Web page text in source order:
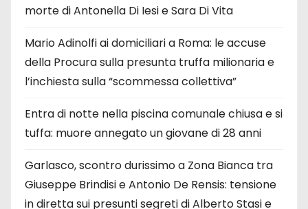
morte di Antonella Di Iesi e Sara Di Vita
Mario Adinolfi ai domiciliari a Roma: le accuse
della Procura sulla presunta truffa milionaria e
l’inchiesta sulla “scommessa collettiva”
Entra di notte nella piscina comunale chiusa e si
tuffa: muore annegato un giovane di 28 anni
Garlasco, scontro durissimo a Zona Bianca tra
Giuseppe Brindisi e Antonio De Rensis: tensione
in diretta sui presunti segreti di Alberto Stasi e